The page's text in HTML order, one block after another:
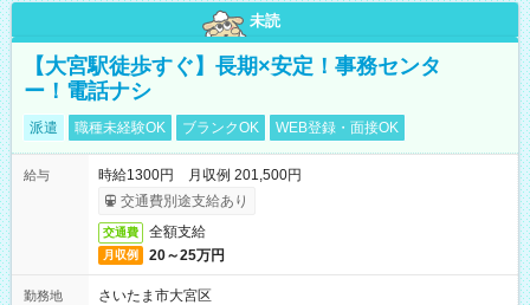
未読
【大宮駅徒歩すぐ】長期×安定！事務センタ
ー！電話ナシ
派遣 職種未経験OK ブランクOK WEB登録・面接OK
給与
時給1300円 月収例 201,500円
交通費別途支給あり
交通費 全額支給
月収例 20～25万円
勤務地
さいたま市大宮区